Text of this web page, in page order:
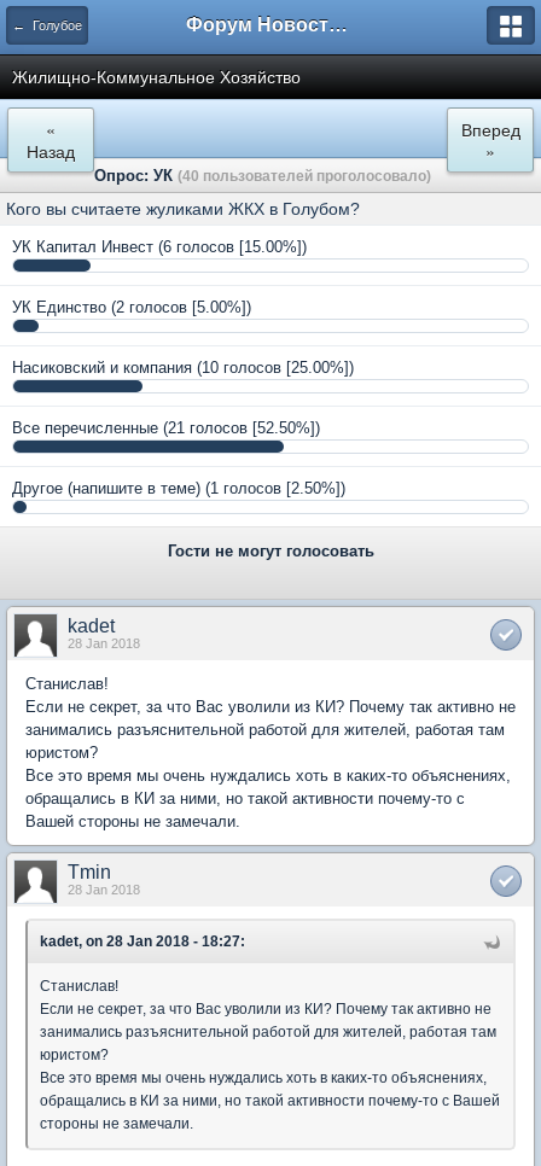
← Голубое Форум Новостройки
Жилищно-Коммунальное Хозяйство
«
Назад
Вперед
»
Опрос: УК (40 пользователей проголосовало)
Кого вы считаете жуликами ЖКХ в Голубом?
УК Капитал Инвест (6 голосов [15.00%])
УК Единство (2 голосов [5.00%])
Насиковский и компания (10 голосов [25.00%])
Все перечисленные (21 голосов [52.50%])
Другое (напишите в теме) (1 голосов [2.50%])
Гости не могут голосовать
kadet
28 Jan 2018
Станислав!
Если не секрет, за что Вас уволили из КИ? Почему так активно не
занимались разъяснительной работой для жителей, работая там
юристом?
Все это время мы очень нуждались хоть в каких-то объяснениях,
обращались в КИ за ними, но такой активности почему-то с
Вашей стороны не замечали.
Tmin
28 Jan 2018
kadet, on 28 Jan 2018 - 18:27:
Станислав!
Если не секрет, за что Вас уволили из КИ? Почему так активно не
занимались разъяснительной работой для жителей, работая там
юристом?
Все это время мы очень нуждались хоть в каких-то объяснениях,
обращались в КИ за ними, но такой активности почему-то с Вашей
стороны не замечали.